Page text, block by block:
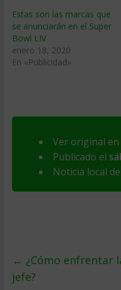
Estas son las marcas que
se anunciarán en el Super
Bowl LIV
enero 18, 2020
En «Publicidad»
Ver original en
Publicado el
Noticia local de
← ¿Cómo enfrentar
jefe?